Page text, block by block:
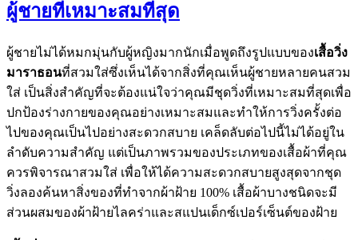
ผู้ชายที่เหมาะสมที่สุด
ผู้ชายไม่ได้หมกมุ่นกับผู้หญิงมากนักเมื่อพูดถึงรูปแบบของเสื้อวิ่ง
มาราธอนที่สวมใส่ซึ่งเห็นได้จากสิ่งที่คุณเห็นผู้ชายหลายคนสวม
ใส่ เป็นสิ่งสำคัญที่จะต้องแน่ใจว่าคุณมีชุดวิ่งที่เหมาะสมที่สุดเพื่อ
ปกป้องร่างกายของคุณอย่างเหมาะสมและทำให้การวิ่งครั้งต่อ
ไปของคุณเป็นไปอย่างสะดวกสบาย เคล็ดลับต่อไปนี้ไม่ได้อยู่ใน
ลำดับความสำคัญ แต่เป็นภาพรวมของประเภทของเสื้อผ้าที่คุณ
ควรพิจารณาสวมใส่ เพื่อให้ได้ความสะดวกสบายสูงสุดจากชุด
วิ่งลองค้นหาสิ่งของที่ทำจากผ้าฝ้าย 100% เสื้อผ้าบางชนิดจะมี
ส่วนผสมของผ้าฝ้ายไลคร่าและสแปนเด็กซ์เปอร์เซ็นต์ของฝ้าย